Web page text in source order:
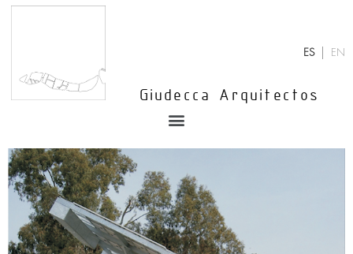
Giudecca Arquitectos
ES EN
Menu